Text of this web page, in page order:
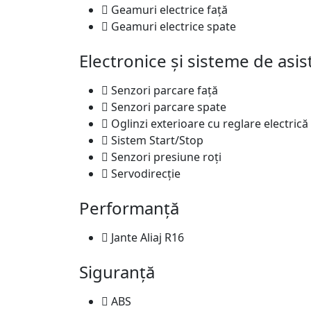
Geamuri electrice față
Geamuri electrice spate
Electronice și sisteme de
Senzori parcare față
Senzori parcare spate
Oglinzi exterioare cu reglare electrică
Sistem Start/Stop
Senzori presiune roți
Servodirecție
Performanță
Jante Aliaj R16
Siguranță
ABS